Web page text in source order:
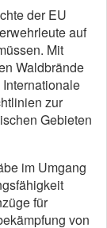
der EU
auf
Mit
Waldbrände
zur
Gebieten
im Umgang
für
von